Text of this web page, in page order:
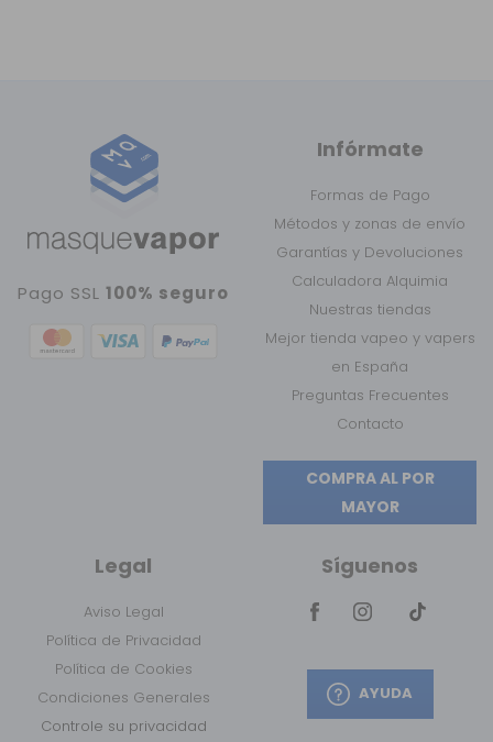
Pago SSL100% seguro
Infórmate
Formas de Pago
Métodos y zonas de envío
Garantías y Devoluciones
Calculadora Alquimia
Nuestras tiendas
Mejor tienda vapeo y vapers
en España
Preguntas Frecuentes
Contacto
COMPRA AL POR
MAYOR
Legal
Aviso Legal
Política de Privacidad
Política de Cookies
Condiciones Generales
Controle su privacidad
Síguenos
AYUDA